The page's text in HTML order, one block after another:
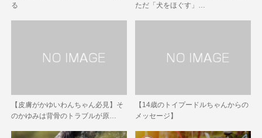
る
ただ「犬をほぐす」…
【皮膚がかゆいわんちゃん必見】そ
のかゆみは背骨のトラブルが原…
【14歳のトイプードルちゃんからの
メッセージ】